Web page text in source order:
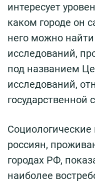
интересует
каком городе он
него можно найти
исследований,
под названием
исследований,
государственной
россиян,
городах РФ,
наиболее